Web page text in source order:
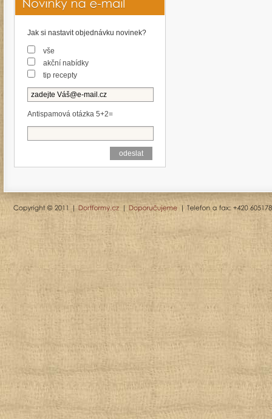
Jak si nastavit objednávku novinek?
vše
akční nabídky
tip recepty
Antispamová otázka 5+2=